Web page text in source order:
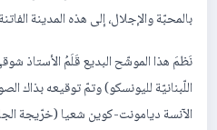
بالمحبّة والإجلال، إلى هذه المدينة
نَظمَ هذا الموشّح البديع قَلَمُ الأستاذ
اللّبنانيّة لليونسكو) وتمّ توقيعه بذاك
الآنسة ديامونت-كوين شعيا (خرّيجة